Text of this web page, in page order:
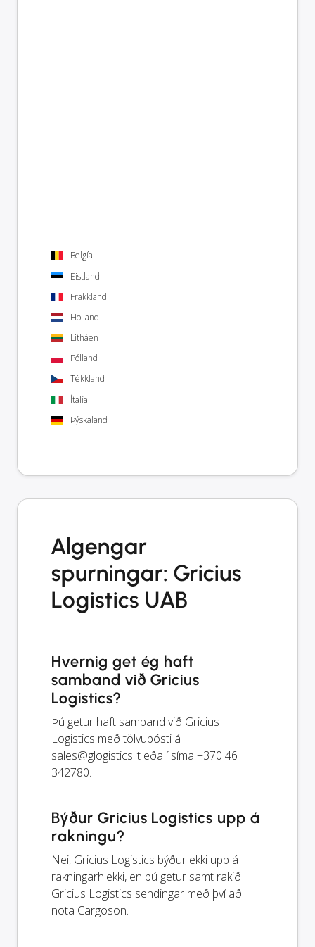
Belgía
Eistland
Frakkland
Holland
Litháen
Pólland
Tékkland
Ítalía
Þýskaland
Algengar
spurningar: Gricius
Logistics UAB
Hvernig get ég haft
samband við Gricius
Logistics?
Þú getur haft samband við Gricius
Logistics með tölvupósti á
sales@glogistics.lt eða í síma +370 46
342780.
Býður Gricius Logistics upp á
rakningu?
Nei, Gricius Logistics býður ekki upp á
rakningarhlekki, en þú getur samt rakið
Gricius Logistics sendingar með því að
nota Cargoson.